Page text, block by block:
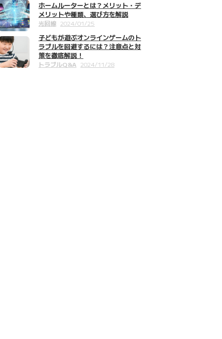
ホームルーターとは？メリット・デ
メリットや種類、選び方を解説
光回線 2024/01/25
子どもが遊ぶオンラインゲームのト
ラブルを回避するには？注意点と対
策を徹底解説！
トラブルQ&A 2024/11/28